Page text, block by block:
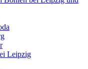
Leipzig